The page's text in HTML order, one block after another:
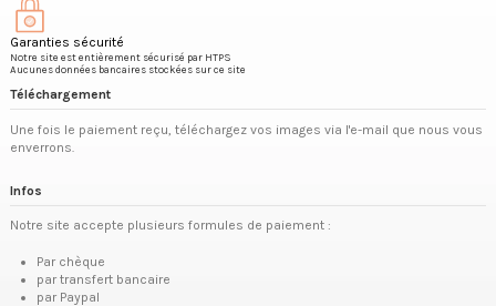
Garanties sécurité
Notre site est entièrement sécurisé par HTPS
Aucunes données bancaires stockées sur ce site
Téléchargement
Une fois le paiement reçu, téléchargez vos images via l'e-mail que nous vous
enverrons.
Infos
Notre site accepte plusieurs formules de paiement :
Par chèque
par transfert bancaire
par Paypal